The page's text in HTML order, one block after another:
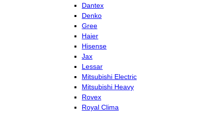
Dantex
Denko
Gree
Haier
Hisense
Jax
Lessar
Mitsubishi Electric
Mitsubishi Heavy
Rovex
Royal Clima